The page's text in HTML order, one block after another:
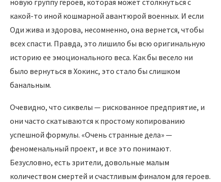
новую группу героев, которая может столкнуться с
какой-то иной кошмарной авантюрой военных. И если
Оди жива и здорова, несомненно, она вернется, чтобы
всех спасти. Правда, это лишило бы всю оригинальную
историю ее эмоционального веса. Как бы весело ни
было вернуться в Хокинс, это стало бы слишком
банальным.
Очевидно, что сиквелы — рискованное предприятие, и
они часто скатываются к простому копированию
успешной формулы. «Очень странные дела» —
феноменальный проект, и все это понимают.
Безусловно, есть зрители, довольные малым
количеством смертей и счастливым финалом для героев.